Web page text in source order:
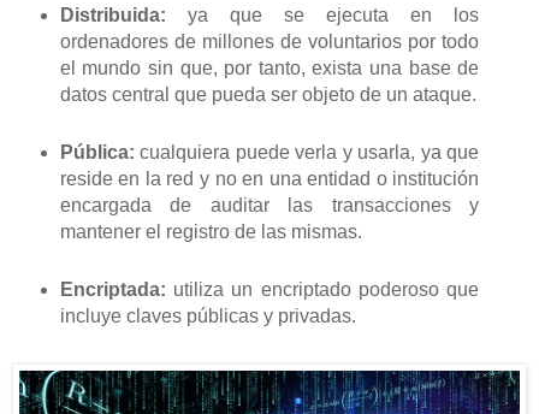
Distribuida: ya que se ejecuta en los
ordenadores de millones de voluntarios por todo
el mundo sin que, por tanto, exista una base de
datos central que pueda ser objeto de un ataque.
Pública: cualquiera puede verla y usarla, ya que
reside en la red y no en una entidad o institución
encargada de auditar las transacciones y
mantener el registro de las mismas.
Encriptada: utiliza un encriptado poderoso que
incluye claves públicas y privadas.